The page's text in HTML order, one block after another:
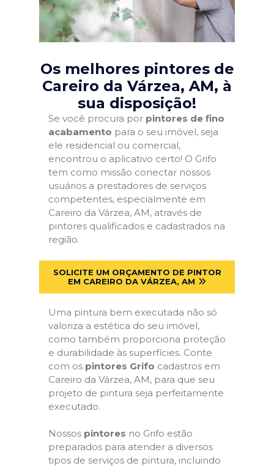
Os melhores pintores de
Careiro da Várzea, AM, à
sua disposição!
Se você procura por pintores de fino
acabamento para o seu imóvel, seja
ele residencial ou comercial,
encontrou o aplicativo certo! O Grifo
tem como missão conectar nossos
usuários a prestadores de serviços
competentes, especialmente em
Careiro da Várzea, AM, através de
pintores qualificados e cadastrados na
região.
SOLICITE UM ORÇAMENTO DE PINTOR
EM CAREIRO DA VÁRZEA, AM
Uma pintura bem executada não só
valoriza a estética do seu imóvel,
como também proporciona proteção
e durabilidade às superfícies. Conte
com os pintores Grifo cadastros em
Careiro da Várzea, AM, para que seu
projeto de pintura seja perfeitamente
executado.
Nossos pintores no Grifo estão
preparados para atender a diversos
tipos de serviços de pintura, incluindo